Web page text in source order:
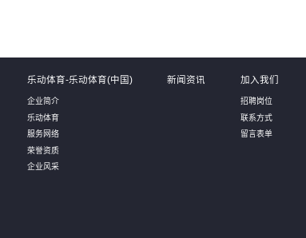
乐动体育-乐动体育(中国)
企业简介
乐动体育
服务网络
荣誉资质
企业风采
新闻资讯 加入我们
招聘岗位
联系方式
留言表单